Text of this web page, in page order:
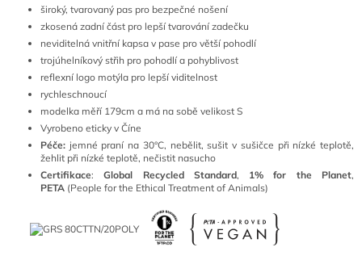
široký, tvarovaný pas pro bezpečné nošení
zkosená zadní část pro lepší tvarování zadečku
neviditelná vnitřní kapsa v pase pro větší pohodlí
trojúhelníkový střih pro pohodlí a pohyblivost
reflexní logo motýla pro lepší viditelnost
rychleschnoucí
modelka měří 179cm a má na sobě velikost S
Vyrobeno eticky v Číne
Péče: jemné praní na 30°C, nebělit, sušit v sušičce při nízké teplotě,
žehlit při nízké teplotě, nečistit nasucho
Certifikace:Global Recycled Standard, 1% for the Planet,
PETA (People for the Ethical Treatment of Animals)